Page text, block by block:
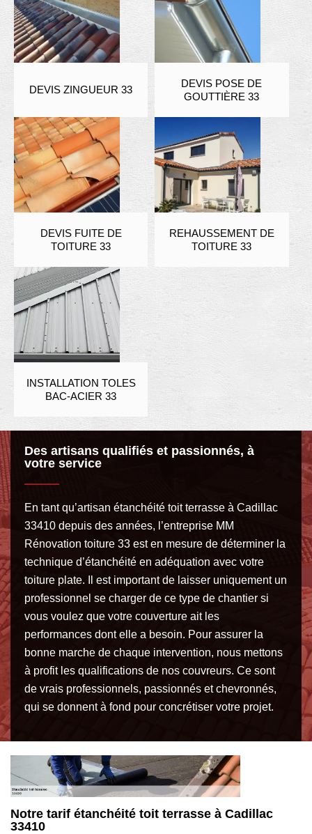
DEVIS ZINGUEUR 33
DEVIS POSE DE
GOUTTIÈRE 33
DEVIS FUITE DE
TOITURE 33
REHAUSSEMENT DE
TOITURE 33
INSTALLATION TOLES
BAC-ACIER 33
Des artisans qualifiés et passionnés, à
votre service
En tant qu’artisan étanchéité toit terrasse à Cadillac
33410 depuis des années, l’entreprise MM
Rénovation toiture 33 est en mesure de déterminer la
technique d’étanchéité en adéquation avec votre
toiture plate. Il est important de laisser uniquement un
professionnel se charger de ce type de chantier si
vous voulez que votre couverture ait les
performances dont elle a besoin. Pour assurer la
bonne marche de chaque intervention, nous mettons
à profit les qualifications de nos couvreurs. Ce sont
de vrais professionnels, passionnés et chevronnés,
qui se donnent à fond pour concrétiser votre projet.
Couvreur pas cher pour étanchéité toit terrasse
33410 : MM Rénovation toiture 33